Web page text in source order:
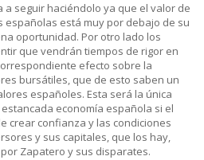
a seguir haciéndolo ya que el valor de
españolas está muy por debajo de su
oportunidad. Por otro lado los
que vendrán tiempos de rigor en
efecto sobre la
bursátiles, que de esto saben un
españoles. Esta será la única
economía española si el
crear confianza y las condiciones
y sus capitales, que los hay,
Zapatero y sus disparates.